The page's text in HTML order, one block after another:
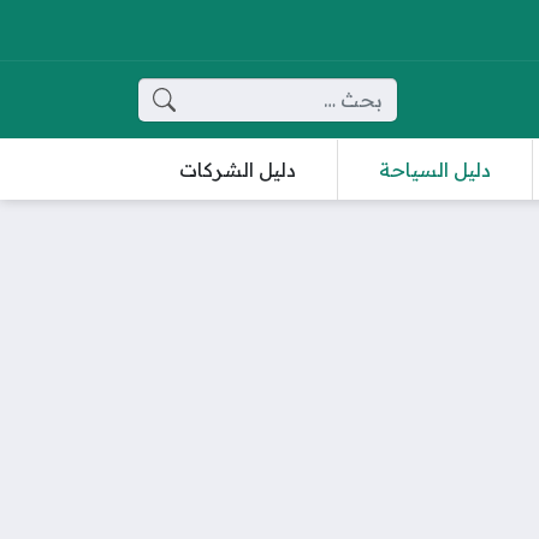
البحث عن:
دليل السياحة دليل الشركات